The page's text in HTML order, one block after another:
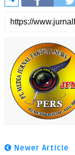
Newer Article